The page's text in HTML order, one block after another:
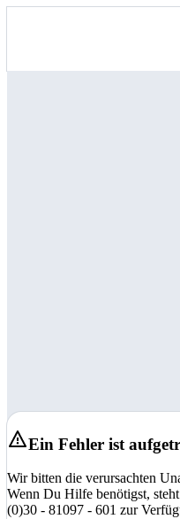
Ein Fehler ist
Wir bitten die verursachten
Wenn Du Hilfe benötigst,
(0)30 - 81097 - 601 zur